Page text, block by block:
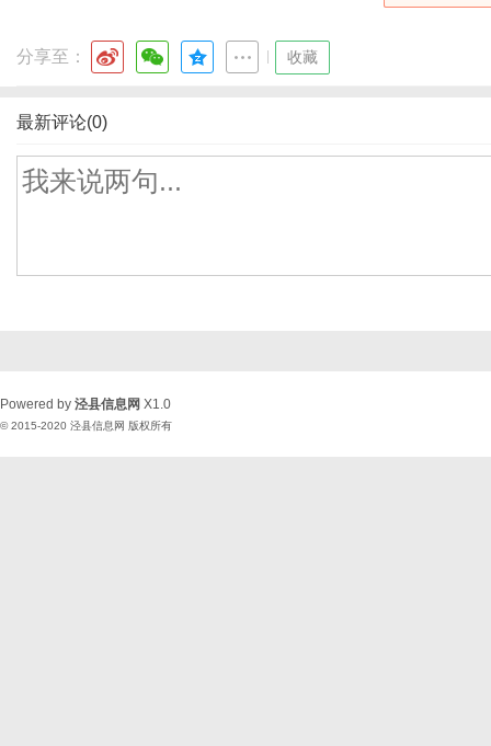
分享至： 收藏
最新评论(0)
Powered by 泾县信息网 X1.0
© 2015-2020 泾县信息网 版权所有